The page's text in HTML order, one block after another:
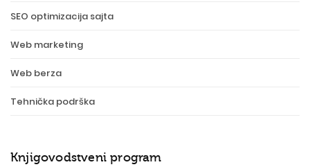
SEO optimizacija sajta
Web marketing
Web berza
Tehnička podrška
Knjigovodstveni program